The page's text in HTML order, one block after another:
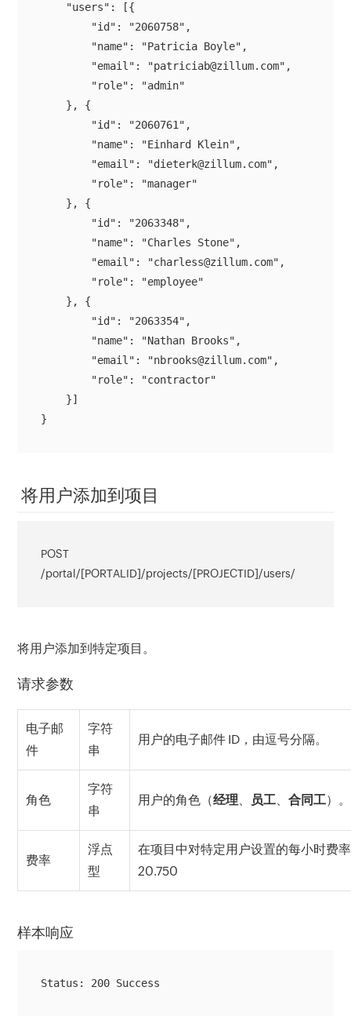
    "users": [{
        "id": "2060758",
        "name": "Patricia Boyle",
        "email": "patriciab@zillum.com",
        "role": "admin"
    }, {
        "id": "2060761",
        "name": "Einhard Klein",
        "email": "dieterk@zillum.com",
        "role": "manager"
    }, {
        "id": "2063348",
        "name": "Charles Stone",
        "email": "charless@zillum.com",
        "role": "employee"
    }, {
        "id": "2063354",
        "name": "Nathan Brooks",
        "email": "nbrooks@zillum.com",
        "role": "contractor"
    }]
}
将用户添加到项目
POST
/portal/[PORTALID]/projects/[PROJECTID]/users/
将用户添加到特定项目。
请求参数
电子邮
件
字符
串
用户的电子邮件 ID，由逗号分隔。
角色
字符
串
用户的角色（经理、 员工、合同工）。
费率
浮点
型
在项目中对特定用户设置的每小时费
20.750
样本响应
Status: 200 Success